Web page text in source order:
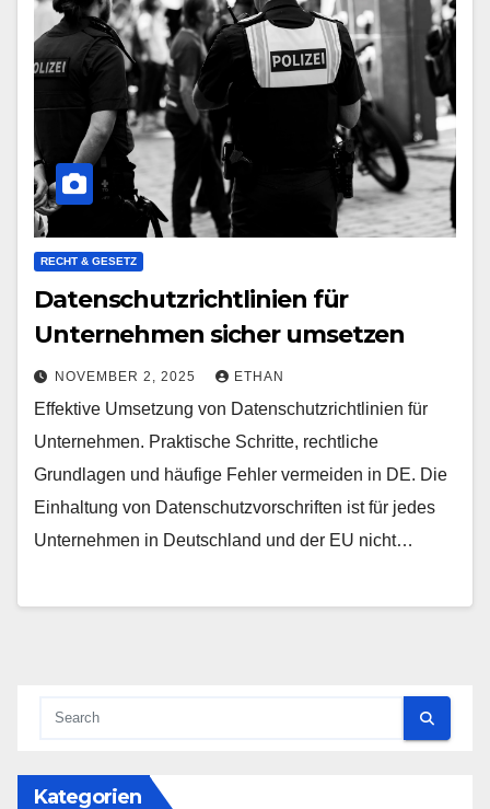
RECHT & GESETZ
Datenschutzrichtlinien für
Unternehmen sicher umsetzen
NOVEMBER 2, 2025 ETHAN
Effektive Umsetzung von Datenschutzrichtlinien für
Unternehmen. Praktische Schritte, rechtliche
Grundlagen und häufige Fehler vermeiden in DE. Die
Einhaltung von Datenschutzvorschriften ist für jedes
Unternehmen in Deutschland und der EU nicht…
Kategorien